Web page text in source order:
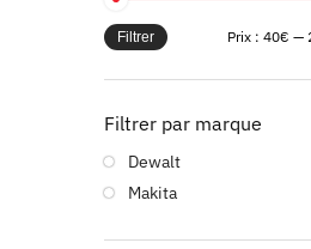
Filtrer Prix : 40€ —
Filtrer par marque
Dewalt
Makita